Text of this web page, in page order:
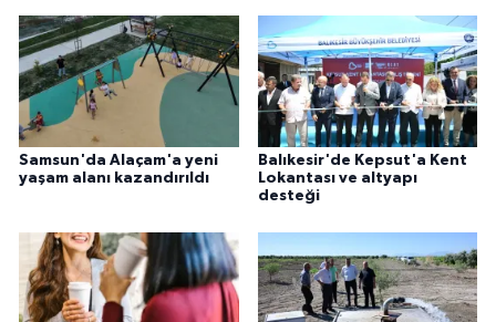
Samsun'da Alaçam'a yeni
yaşam alanı kazandırıldı
Balıkesir'de Kepsut'a Kent
Lokantası ve altyapı
desteği